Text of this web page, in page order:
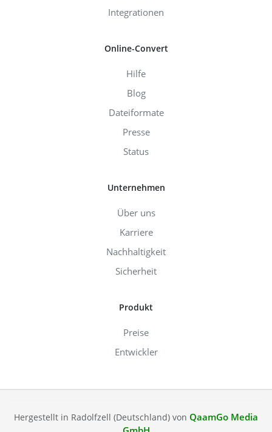
Integrationen
Online-Convert
Hilfe
Blog
Dateiformate
Presse
Status
Unternehmen
Über uns
Karriere
Nachhaltigkeit
Sicherheit
Produkt
Preise
Entwickler
Hergestellt in Radolfzell (Deutschland) von QaamGo Media